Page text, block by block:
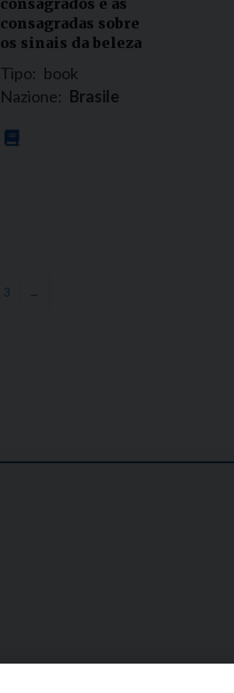
consagradas sobre
os sinais da beleza
Tipo: book
Nazione: Brasile
3 →